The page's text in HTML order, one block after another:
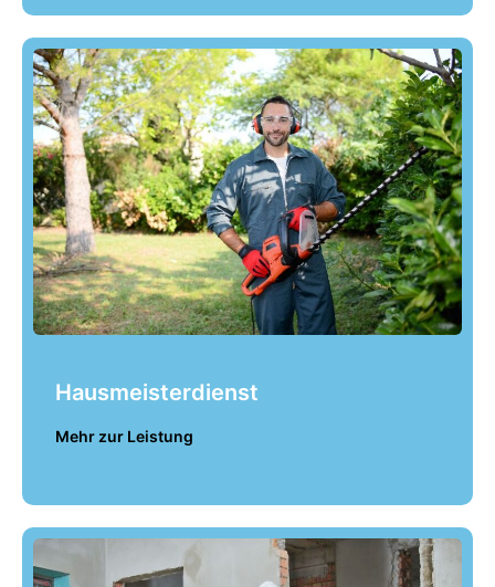
Hausmeisterdienst
Mehr zur Leistung